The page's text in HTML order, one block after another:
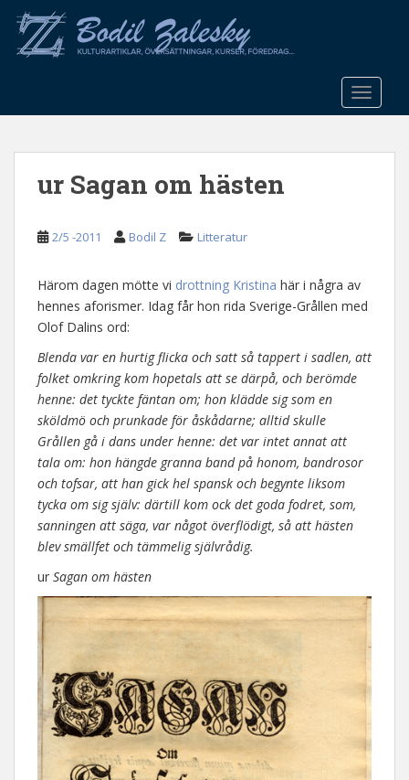
o
ur Sagan om hästen
2/5 -2011 Bodil Z Litteratur
Härom dagen mötte vi drottning Kristina här i några av
hennes aforismer. Idag får hon rida Sverige-Grållen med
Olof Dalins ord:
Blenda var en hurtig flicka och satt så tappert i sadlen, att
folket omkring kom hopetals att se därpå, och berömde
henne: det tyckte fäntan om; hon klädde sig som en
sköldmö och prunkade för åskådarne; alltid skulle
Grållen gå i dans under henne: det var intet annat att
tala om: hon hängde granna band på honom, bandrosor
och tofsar, att han gick hel spansk och begynte liksom
tycka om sig själv: därtill kom ock det goda fodret, som,
sanningen att säga, var något överflödigt, så att hästen
blev smällfet och tämmelig självrådig.
ur Sagan om hästen